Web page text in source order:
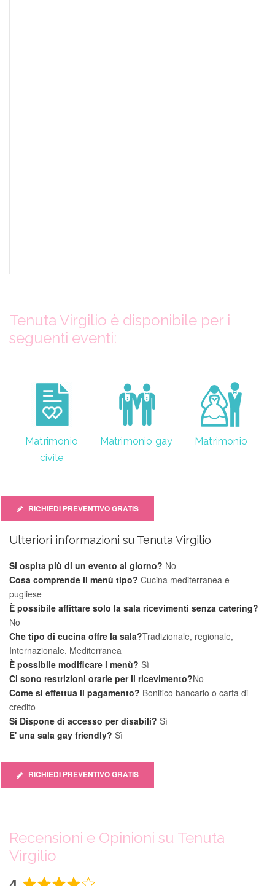
Tenuta Virgilio è disponibile per i
seguenti eventi:
Matrimonio
civile
Matrimonio gay Matrimonio
RICHIEDI PREVENTIVO GRATIS
Ulteriori informazioni su Tenuta Virgilio
Si ospita più di un evento al giorno? No
Cosa comprende il menù tipo? Cucina mediterranea e
pugliese
È possibile affittare solo la sala ricevimenti senza catering?
No
Che tipo di cucina offre la sala?Tradizionale, regionale,
Internazionale, Mediterranea
È possibile modificare i menù? Sì
Ci sono restrizioni orarie per il ricevimento?No
Come si effettua il pagamento? Bonifico bancario o carta di
credito
Si Dispone di accesso per disabili? Sì
E' una sala gay friendly? Sì
RICHIEDI PREVENTIVO GRATIS
Recensioni e Opinioni su Tenuta
Virgilio